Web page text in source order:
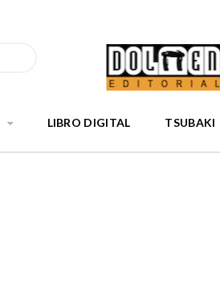
LIBRO DIGITAL TSUBAKI